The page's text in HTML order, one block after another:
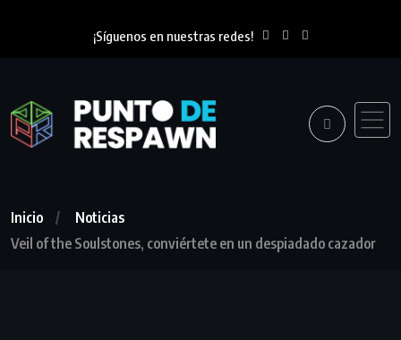
¡Síguenos en nuestras redes!
Inicio
Noticias
Veil of the Soulstones, conviértete en un despiadado cazador